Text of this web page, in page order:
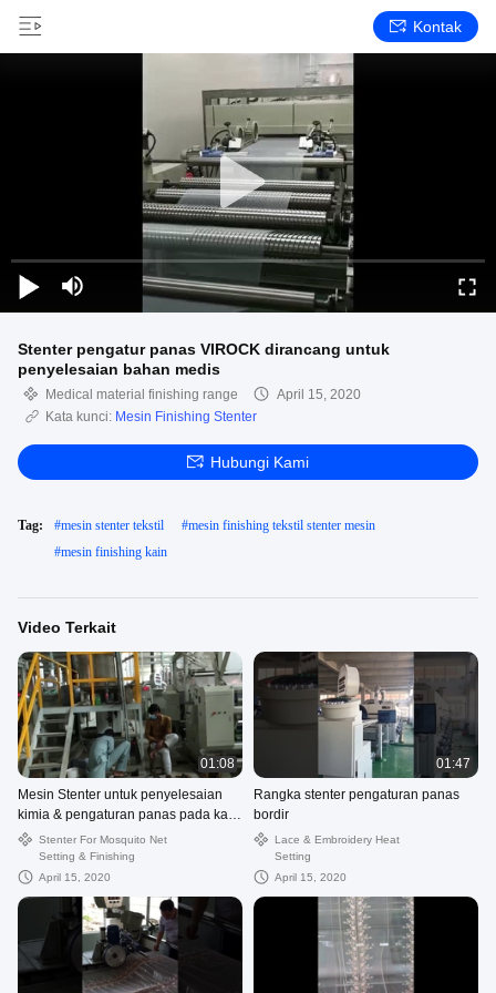
Kontak
Stenter pengatur panas VIROCK dirancang untuk
penyelesaian bahan medis
Medical material finishing range
April 15, 2020
Kata kunci: Mesin Finishing Stenter
Hubungi Kami
Tag: #mesin stenter tekstil #mesin finishing tekstil stenter mesin
#mesin finishing kain
Video Terkait
01:08
Mesin Stenter untuk penyelesaian
kimia & pengaturan panas pada kain
kasa nyamuk
Stenter For Mosquito Net
Setting & Finishing
April 15, 2020
01:47
Rangka stenter pengaturan panas
bordir
Lace & Embroidery Heat
Setting
April 15, 2020